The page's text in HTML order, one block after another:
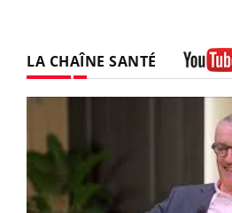
LA CHAÎNE SANTÉ